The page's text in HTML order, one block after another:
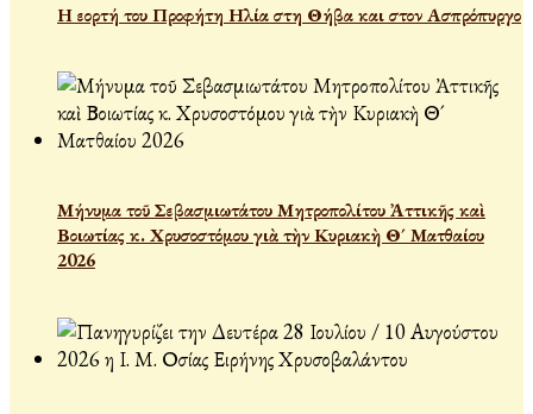
Η εορτή του Προφήτη Ηλία στη Θήβα και στον Ασπρόπυργο
Μήνυμα τοῦ Σεβασμιωτάτου Μητροπολίτου Ἀττικῆς καὶ
Βοιωτίας κ. Χρυσοστόμου γιὰ τὴν Κυριακὴ Θ´ Ματθαίου
2026